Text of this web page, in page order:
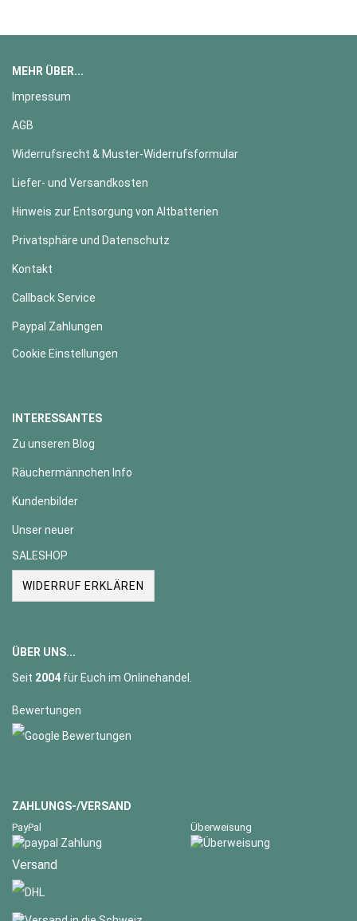
MEHR ÜBER...
Impressum
AGB
Widerrufsrecht & Muster-Widerrufsformular
Liefer- und Versandkosten
Hinweis zur Entsorgung von Altbatterien
Privatsphäre und Datenschutz
Kontakt
Callback Service
Paypal Zahlungen
Cookie Einstellungen
INTERESSANTES
Zu unseren Blog
Räuchermännchen Info
Kundenbilder
Unser neuer
SALESHOP
WIDERRUF ERKLÄREN
ÜBER UNS...
Seit 2004 für Euch im Onlinehandel.
Bewertungen
ZAHLUNGS-/VERSAND
PayPal Überweisung
Versand